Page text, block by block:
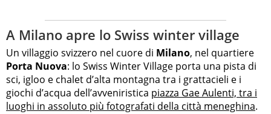
A Milano apre lo Swiss winter village
Un villaggio svizzero nel cuore di Milano, nel quartiere
Porta Nuova: lo Swiss Winter Village porta una pista di
sci, igloo e chalet d’alta montagna tra i grattacieli e i
giochi d’acqua dell’avveniristica piazza Gae Aulenti, tra i
luoghi in assoluto più fotografati della città meneghina.